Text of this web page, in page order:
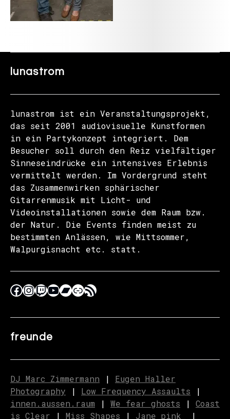
lunastrom
lunastrom ist ein Veranstaltungsprojekt,
das seit 2001 audiovisuelle Kunstformen
in ein Partykonzept integriert. Dem
Besucher soll durch den Reiz vielfältiger
Sinneseindrücke ein intensives Erlebnis
vermittelt werden. Im Vordergrund steht
das Zusammenwirken sphärischer
Gitarrenmusik mit Licht- und
Videoinstallationen sowie dem Raum bzw.
der Natur. Die Events finden meist zu
bestimmten Anlässen, wie Mittsommer,
Walpurgisnacht etc. statt.
freunde
DJ Marc Zimmermann | Eugen Haller
Photography | Low Frequency Assaults |
innen.aussen.raum | We fear ghosts | Coast
is Clear | Miss Shapes | Jane_pink_ |